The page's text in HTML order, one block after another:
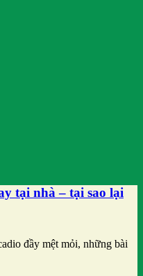
tại nhà – tại sao lại
đầy mệt mỏi, những bài